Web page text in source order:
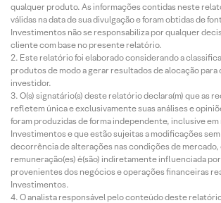
qualquer produto. As informações contidas neste
válidas na data de sua divulgação e foram obtidas de
Investimentos não se responsabiliza por qualquer
cliente com base no presente relatório.
Este relatório foi elaborado considerando a
produtos de modo a gerar resultados de alocação para
investidor.
O(s) signatário(s) deste relatório declara(m) que as
refletem única e exclusivamente suas análises e
foram produzidas de forma independente, inclusive em
Investimentos e que estão sujeitas a modificações
decorrência de alterações nas condições de mercado,
remuneração(es) é(são) indiretamente influenciada
provenientes dos negócios e operações financeiras
Investimentos.
O analista responsável pelo conteúdo deste